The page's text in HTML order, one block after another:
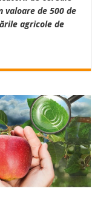
de 500 de
agricole de